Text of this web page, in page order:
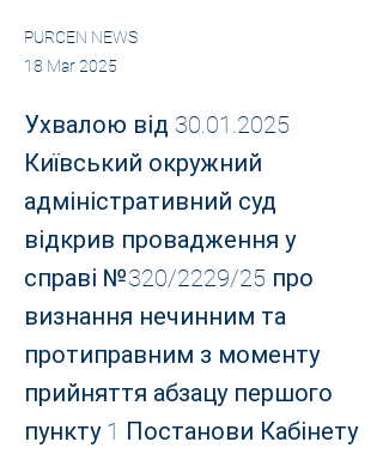
PURCEN NEWS
18 Mar 2025
Ухвалою від 30.01.2025
Київський окружний
адміністративний суд
відкрив провадження у
справі №320/2229/25 про
визнання нечинним та
протиправним з моменту
прийняття абзацу першого
пункту 1 Постанови Кабінету